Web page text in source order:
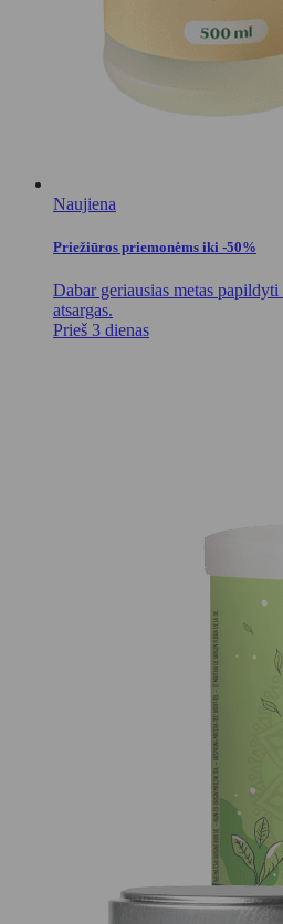
Naujiena
Priežiūros priemonėms iki -50%
Dabar geriausias metas
atsargas.
Prieš 3 dienas